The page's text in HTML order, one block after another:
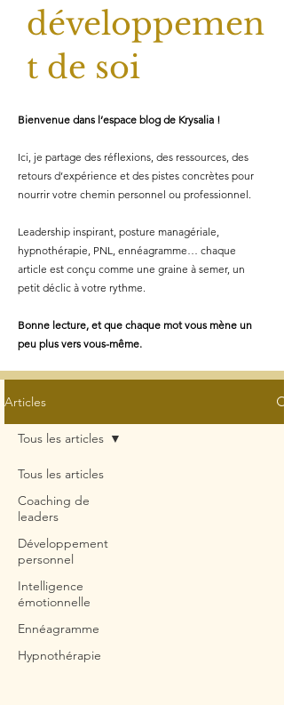
développemen
t de soi
Bienvenue dans l’espace blog de Krysalia !
Ici, je partage des réflexions, des ressources, des
retours d’expérience et des pistes concrètes pour
nourrir votre chemin personnel ou professionnel.
Leadership inspirant, posture managériale,
hypnothérapie, PNL, ennéagramme… chaque
article est conçu comme une graine à semer, un
petit déclic à votre rythme.
Bonne lecture, et que chaque mot vous mène un
peu plus vers vous-même.
Articles
Tous les articles
Coaching de
leaders
Développement
personnel
Intelligence
émotionnelle
Ennéagramme
Hypnothérapie
Tous les articles